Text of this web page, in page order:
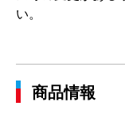
い。
商品情報